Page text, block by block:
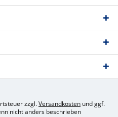
zzgl.Versandkosten und ggf.
nicht anders beschrieben